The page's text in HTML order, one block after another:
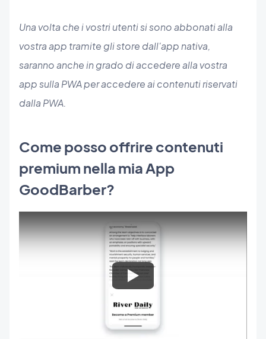
Una volta che i vostri utenti si sono abbonati alla
vostra app tramite gli store dall'app nativa,
saranno anche in grado di accedere alla vostra
app sulla PWA per accedere ai contenuti riservati
dalla PWA.
Come posso offrire contenuti
premium nella mia App
GoodBarber?